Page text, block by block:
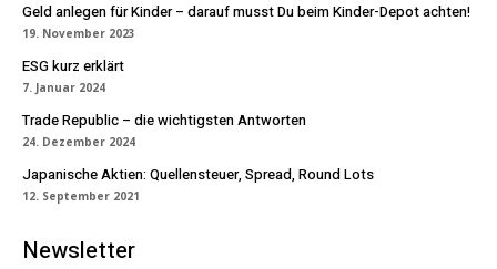
Geld anlegen für Kinder – darauf musst Du beim Kinder-Depot achten!
19. November 2023
ESG kurz erklärt
7. Januar 2024
Trade Republic – die wichtigsten Antworten
24. Dezember 2024
Japanische Aktien: Quellensteuer, Spread, Round Lots
12. September 2021
Newsletter